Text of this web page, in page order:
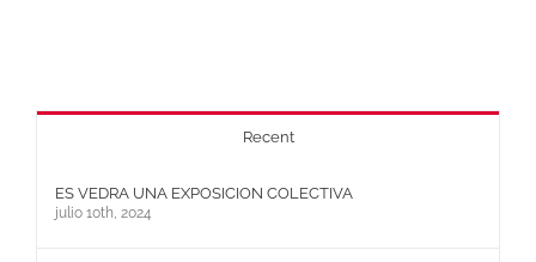
Recent
ES VEDRA UNA EXPOSICION COLECTIVA
julio 10th, 2024